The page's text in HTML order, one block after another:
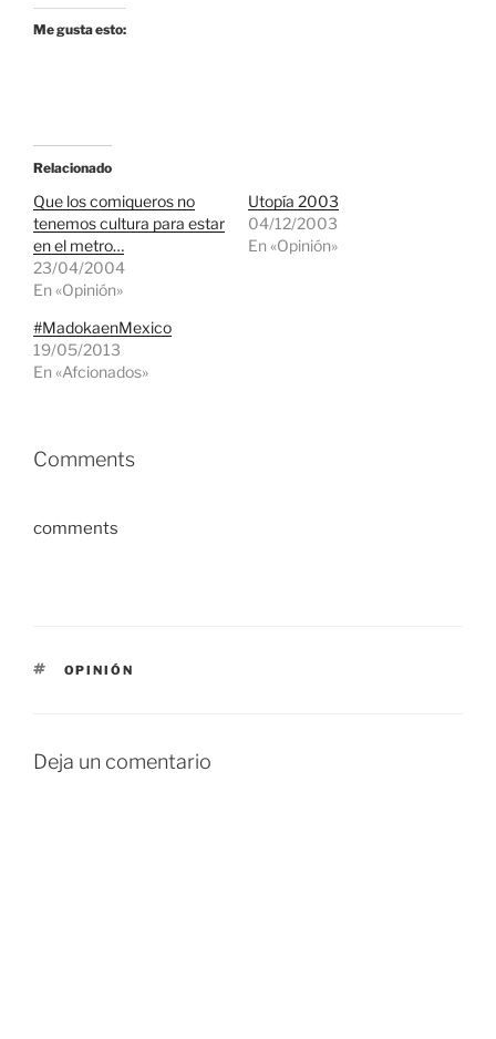
Me gusta esto:
Relacionado
Que los comiqueros no
tenemos cultura para estar
en el metro…
23/04/2004
En «Opinión»
Utopía 2003
04/12/2003
En «Opinión»
#MadokaenMexico
19/05/2013
En «Afcionados»
Comments
comments
ETIQUETAS
OPINIÓN
Deja un comentario